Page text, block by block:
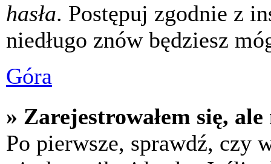
hasła. Postępuj zgodnie z
niedługo znów będziesz
Góra
» Zarejestrowałem się,
Po pierwsze, sprawdź, czy